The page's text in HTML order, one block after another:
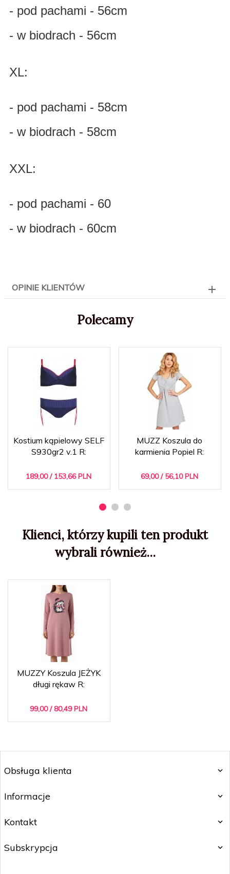
- pod pachami - 56cm
- w biodrach - 56cm
XL:
- pod pachami - 58cm
- w biodrach - 58cm
XXL:
- pod pachami - 60
- w biodrach - 60cm
OPINIE KLIENTÓW
Polecamy
Kostium kąpielowy SELF
S930gr2 v.1 R:
189,00 / 153,66 PLN
MUZZ Koszula do
karmienia Popiel R:
69,00 / 56,10 PLN
Klienci, którzy kupili ten produkt
wybrali również...
MUZZY Koszula JEŻYK
długi rękaw R:
99,00 / 80,49 PLN
Obsługa klienta
Informacje
Kontakt
Subskrypcja